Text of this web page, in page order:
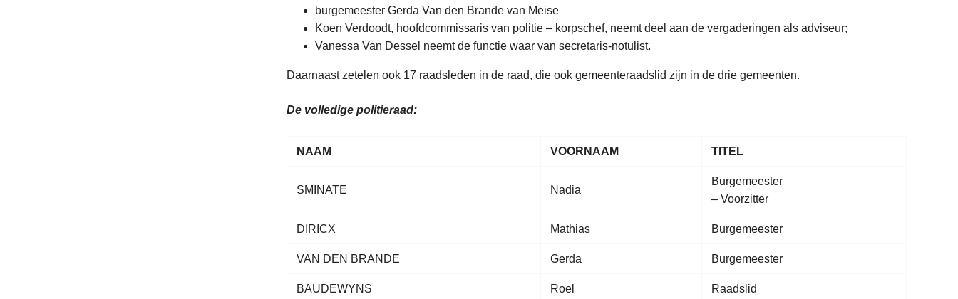
burgemeester Gerda Van den Brande van Meise
Koen Verdoodt, hoofdcommissaris van politie – korpschef, neemt deel aan de vergaderingen als adviseur;
Vanessa Van Dessel neemt de functie waar van secretaris-notulist.
Daarnaast zetelen ook 17 raadsleden in de raad, die ook gemeenteraadslid zijn in de drie gemeenten.
De volledige politieraad:
NAAM VOORNAAM TITEL
SMINATE Nadia
Burgemeester
– Voorzitter
DIRICX Mathias Burgemeester
VAN DEN BRANDE Gerda Burgemeester
BAUDEWYNS Roel Raadslid